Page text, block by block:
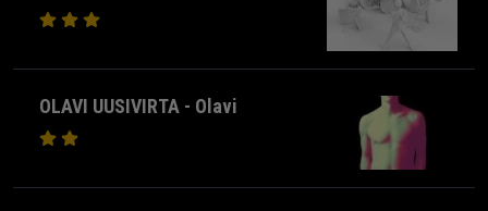
OLAVI UUSIVIRTA - Olavi